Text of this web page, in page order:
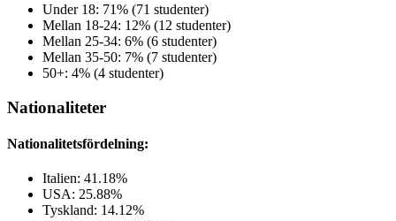
Under 18: 71% (71 studenter)
Mellan 18-24: 12% (12 studenter)
Mellan 25-34: 6% (6 studenter)
Mellan 35-50: 7% (7 studenter)
50+: 4% (4 studenter)
Nationaliteter
Nationalitetsfördelning:
Italien: 41.18%
USA: 25.88%
Tyskland: 14.12%